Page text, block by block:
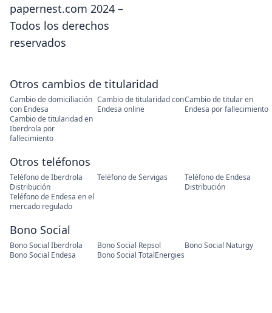
Otros cambios de titularidad
Cambio de domiciliación
con Endesa
Cambio de titularidad con
Endesa online
Cambio de titular en
Endesa por fallecimiento
Cambio de titularidad en
Iberdrola por
fallecimiento
Otros teléfonos
Teléfono de Iberdrola
Distribución
Teléfono de Servigas
Teléfono de Endesa
Distribución
Teléfono de Endesa en el
mercado regulado
Bono Social
Bono Social Iberdrola Bono Social Repsol
Bono Social Naturgy
Bono Social Endesa
Bono Social TotalEnergies
papernest.com 2024 –
Todos los derechos
reservados